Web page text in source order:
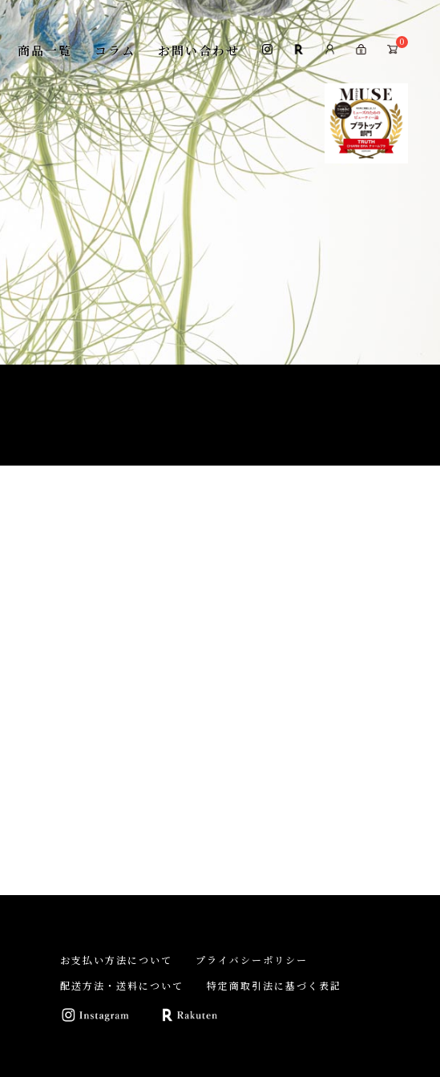
商品一覧 コラム お問い合わせ 0
お支払い方法について
プライバシーポリシー
配送方法・送料について
特定商取引法に基づく表記